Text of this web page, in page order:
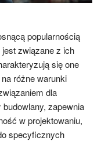
popularnością
związane z ich
się one
różne warunki
dla
zapewnia
w projektowaniu,
specyficznych